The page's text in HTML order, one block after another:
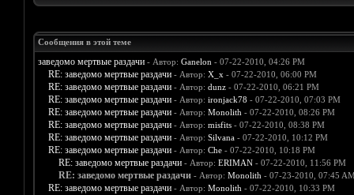
Сообщения в этой теме
заведомо мертвые раздачи - Автор: Ganelon - 07-22-2010, 04:26 PM
RE: заведомо мертвые раздачи - Автор: X_x - 07-22-2010, 06:00 PM
RE: заведомо мертвые раздачи - Автор: dunz- 07-22-2010, 06:21 PM
RE: заведомо мертвые раздачи - Автор: ironjack78 - 07-22-2010, 07:03 PM
RE: заведомо мертвые раздачи - Автор: Monolith - 07-22-2010, 08:26 PM
RE: заведомо мертвые раздачи - Автор: misfits- 07-22-2010, 08:38 PM
RE: заведомо мертвые раздачи - Автор: Silvana- 07-22-2010, 10:12 PM
RE: заведомо мертвые раздачи - Автор: Che- 07-22-2010, 10:18 PM
RE: заведомо мертвые раздачи - Автор: ERIMAN- 07-22-2010, 11:56 PM
RE: заведомо мертвые раздачи - Автор: Monolith - 07-23-2010, 07:45
RE: заведомо мертвые раздачи - Автор: Monolith - 07-22-2010, 10:33 PM